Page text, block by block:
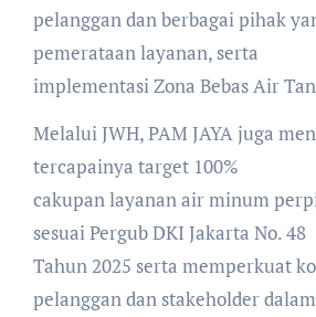
pelanggan dan berbagai pihak
pemerataan layanan, serta
implementasi Zona Bebas Air
Melalui JWH, PAM JAYA juga
tercapainya target 100%
cakupan layanan air minum
sesuai Pergub DKI Jakarta No. 48
Tahun 2025 serta memperkuat
pelanggan dan stakeholder dalam